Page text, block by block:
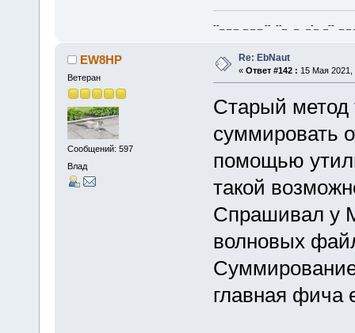
--_ _ _ _ _ _ -- --_ _ _-_ _-- _ _
EW8HP
Ветеран
Сообщений: 597
Влад
Re: EbNaut
« Ответ #142 : 15 Мая 2021,
Старый метод
суммировать
помощью
такой
Спрашивал у
волновых
главная фича